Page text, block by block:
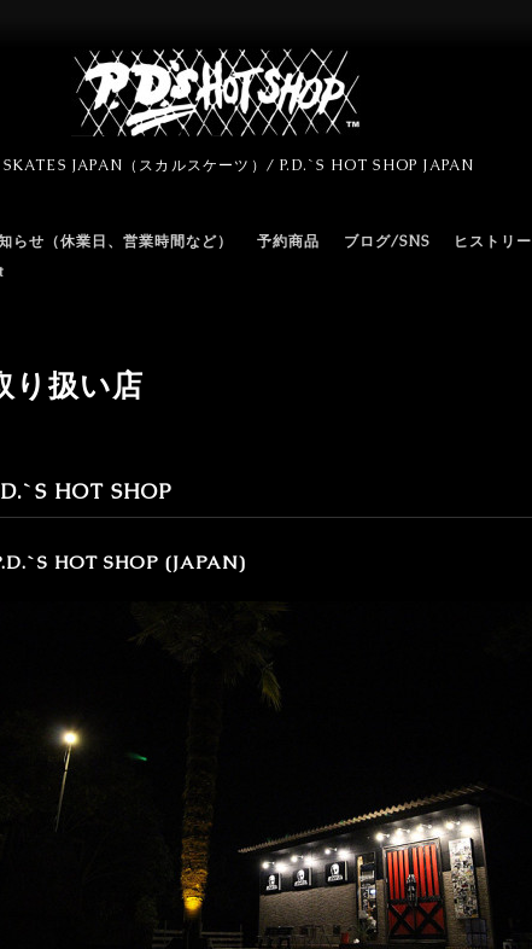
JAPAN（スカルスケーツ）/ P.D.`S HOT SHOP JAPAN
らせ（休業日、営業時間など） 予約商品 ブログ/SNS ヒストリー
り扱い店
HOT SHOP
HOT SHOP (JAPAN)